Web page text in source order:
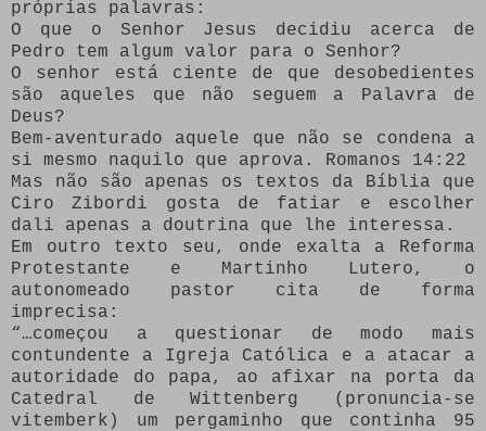
próprias palavras:
O que o Senhor Jesus decidiu acerca de
Pedro tem algum valor para o Senhor?
O senhor está ciente de que desobedientes
são aqueles que não seguem a Palavra de
Deus?
Bem-aventurado aquele que não se condena a
si mesmo naquilo que aprova. Romanos 14:22
Mas não são apenas os textos da Bíblia que
Ciro Zibordi gosta de fatiar e escolher
dali apenas a doutrina que lhe interessa.
Em outro texto seu, onde exalta a Reforma
Protestante e Martinho Lutero, o
autonomeado pastor cita de forma
imprecisa:
“…começou a questionar de modo mais
contundente a Igreja Católica e a atacar a
autoridade do papa, ao afixar na porta da
Catedral de Wittenberg (pronuncia-se
vitemberk) um pergaminho que continha 95